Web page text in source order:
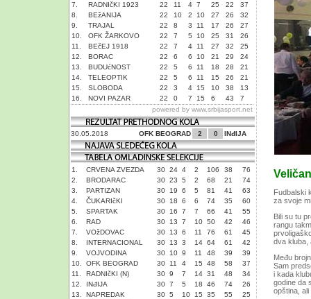
7.
RADNIčKI 1923 22 11 4 7 25 22
37
8.
BEžANIJA 22 10 2 10 27 26
32
9.
TRAJAL 22 8 3 11 17 26
27
10.
OFK ŽARKOVO 22 7 5 10 25 31
26
11.
BEčEJ 1918 22 7 4 11 27 32
25
12.
BORAC 22 6 6 10 21 29
24
13.
BUDUćNOST 22 5 6 11 18 28
21
14.
TELEOPTIK 22 5 6 11 15 26
21
15.
SLOBODA 22 3 4 15 10 38
13
16.
NOVI PAZAR 22 0 7 15 6 43
7
powered by www.srbijasport.net
30.05.2018 OFK BEOGRAD 2 0 INđIJA
1. CRVENA ZVEZDA 30 24 4 2 106 38
76
2.
BRODARAC 30 23 5 2 68 21
74
3.
PARTIZAN 30 19 6 5 81 41
63
4.
ČUKARIčKI 30 18 6 6 74 35
60
5.
SPARTAK 30 16 7 7 66 41
55
6.
RAD 30 13 7 10 50 42
46
7.
VOžDOVAC 30 13 6 11 76 61
45
8.
INTERNACIONAL 30 13 3 14 64 61
42
9.
VOJVODINA 30 10 9 11 48 39
39
10.
OFK BEOGRAD 30 11 4 15 48 58
37
11.
RADNIčKI (N) 30 9 7 14 31 48
34
12.
INđIJA 30 7 5 18 46 74
26
13.
NAPREDAK 30 5 10 15 35 55
25
Fudbalski
za svoje
Bili su tu
rangu
dva kluba,
Među
Sam
i kada
godine da
opština,